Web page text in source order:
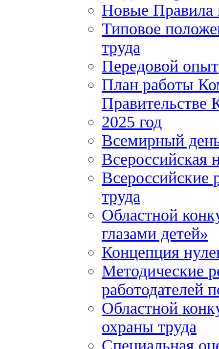
Новые Правила
Типовое
труда
Передовой опыт
План работы
Правительстве
2025 год
Всемирный
Всероссийская
Всероссийские
труда
Областной
глазами детей»
Концепция
Методические
работодателей
Областной
охраны труда
Специальная